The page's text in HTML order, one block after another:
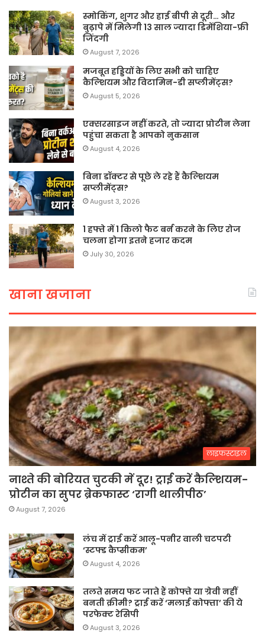
स्मोकिंग, शुगर और हाई बीपी से दूरी… और
बुढ़ापे में मिलेगी 13 साल ज्यादा डिमेंशिया-फ्री
जिंदगी
August 7, 2026
मजबूत हड्डियों के लिए सभी को चाहिए
कैल्शियम और विटामिन-डी सप्लीमेंट्स?
August 5, 2026
एक्सरसाइज नहीं करते, तो ज्यादा प्रोटीन लेना
पहुंचा सकता है आपको नुकसान
August 4, 2026
बिना डॉक्टर से पूछे ले रहे हैं कैल्शियम
सप्लीमेंट्स?
August 3, 2026
1 हफ्ते में 1 किलो फैट बर्न करने के लिए रोज
चलना होगा इतने हजार कदम
July 30, 2026
खाना खजाना
लाइफस्टाइल
नाश्ते की बोरियत चुटकी में दूर! ट्राई करें कैल्शियम-
प्रोटीन का सुपर ब्रेकफास्ट ‘रागी थालीपीठ’
August 7, 2026
लंच में ट्राई करें आलू-पनीर वाली चटपटी
‘स्टफ्ड कैप्सीकम’
August 4, 2026
तलते समय फट जाते हैं कोफ्ते या ग्रेवी नहीं
बनती क्रीमी? ट्राई करें ‘मलाई कोफ्ता’ की ये
परफेक्ट रेसिपी
August 3, 2026